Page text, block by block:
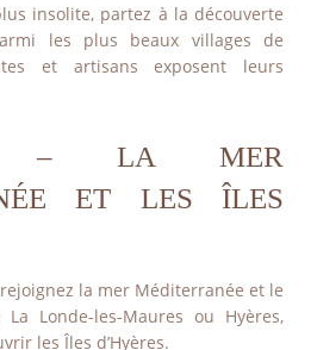
insolite, partez à la découverte
les plus beaux villages de
et artisans exposent leurs
– LA MER
ET LES ÎLES
la mer Méditerranée et le
Londe-les-Maures ou Hyères,
les Îles d’Hyères.